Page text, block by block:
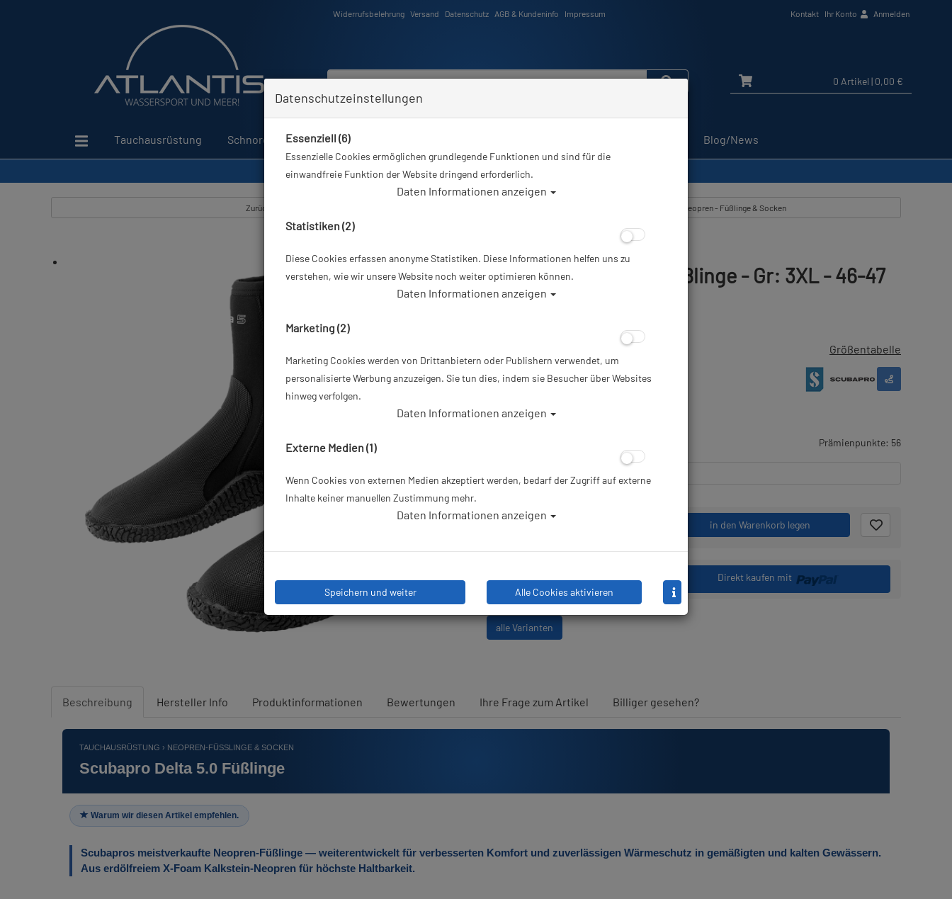
Widerrufsbelehrung Versand Datenschutz AGB & Kundeninfo Impressum Kontakt Ihr Konto Anmelden
0 Artikel | 0,00 €
Tauchausrüstung Schnorcheln Schwimmen Blog/News
Sie sind hier Tauchausrüstung Scubapro Delta 5.0 Füßlinge - Gr: 3XL - 46-47
Zurück Alle Artikel zeigen aus: Neopren - Füßlinge & Socken
Scubapro Delta 5.0 Füßlinge - Gr: 3XL - 46-47
Artikelnr.: scu-57138700
Größentabelle
56,10 €*
Herstellerpreis: 59,00 €
Prämienpunkte: 56
in den Warenkorb legen
Direkt kaufen mit
alle Varianten
Beschreibung Hersteller Info Produktinformationen Bewertungen Ihre Frage zum Artikel Billiger gesehen?
TAUCHAUSRÜSTUNG › NEOPREN-FÜSSLINGE & SOCKEN
Scubapro Delta 5.0 Füßlinge
Warum wir diesen Artikel empfehlen.
Scubapros meistverkaufte Neopren-Füßlinge — weiterentwickelt für verbesserten Komfort und zuverlässigen Wärmeschutz in gemäßigten und kalten Gewässern.
Aus erdölfreiem X-Foam Kalkstein-Neopren für höchste Haltbarkeit.
Datenschutzeinstellungen
Essenziell (6)
Essenzielle Cookies ermöglichen grundlegende Funktionen und sind für die
einwandfreie Funktion der Website dringend erforderlich.
Daten Informationen anzeigen
Statistiken (2)
Diese Cookies erfassen anonyme Statistiken. Diese Informationen helfen uns zu
verstehen, wie wir unsere Website noch weiter optimieren können.
Daten Informationen anzeigen
Marketing (2)
Marketing Cookies werden von Drittanbietern oder Publishern verwendet, um
personalisierte Werbung anzuzeigen. Sie tun dies, indem sie Besucher über Websites
hinweg verfolgen.
Daten Informationen anzeigen
Externe Medien (1)
Wenn Cookies von externen Medien akzeptiert werden, bedarf der Zugriff auf externe
Inhalte keiner manuellen Zustimmung mehr.
Daten Informationen anzeigen
Speichern und weiter Alle Cookies aktivieren